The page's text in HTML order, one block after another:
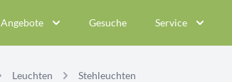
Angebote Gesuche Service
Leuchten Stehleuchten